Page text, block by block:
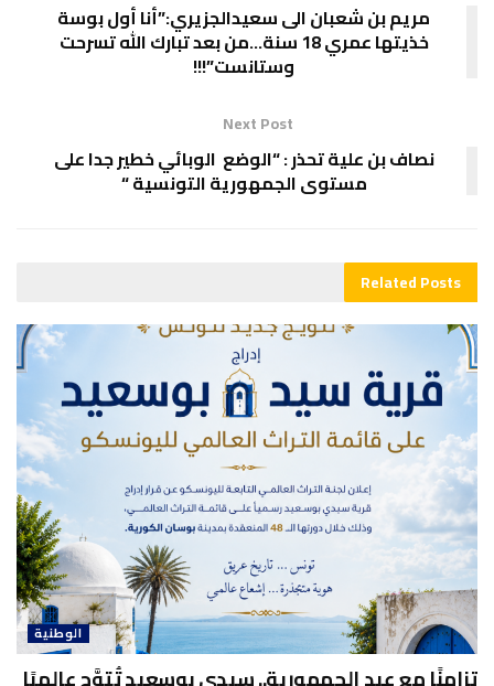
مريم بن شعبان الى سعيدالجزيري:”أنا أول بوسة
خذيتها عمري 18 سنة…من بعد تبارك الله تسرحت
وستانست”!!!
Next Post
نصاف بن علية تحذر : “الوضع الوبائي خطير جدا على
مستوى الجمهورية التونسية “
RelatedPosts
الوطنية